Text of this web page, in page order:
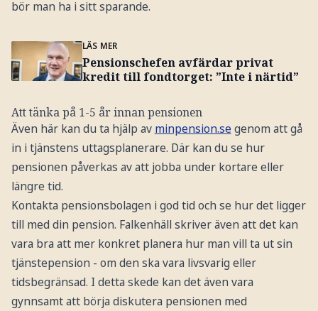
bör man ha i sitt sparande.
LÄS MER
Pensionschefen avfärdar privat
kredit till fondtorget: ”Inte i närtid”
Att tänka på 1-5 år innan pensionen
Även här kan du ta hjälp av minpension.segenom att gå
in i tjänstens uttagsplanerare. Där kan du se hur
pensionen påverkas av att jobba under kortare eller
längre tid.
Kontakta pensionsbolagen i god tid och se hur det ligger
till med din pension. Falkenhäll skriver även att det kan
vara bra att mer konkret planera hur man vill ta ut sin
tjänstepension - om den ska vara livsvarig eller
tidsbegränsad. I detta skede kan det även vara
gynnsamt att börja diskutera pensionen med